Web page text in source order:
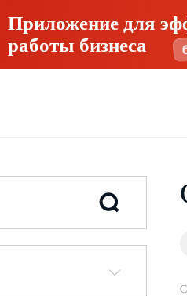
Приложение для
работы бизнеса